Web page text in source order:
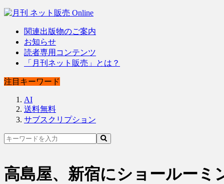
関連出版物のご案内
お知らせ
読者専用コンテンツ
「月刊ネット販売」とは？
注目キーワード
AI
送料無料
サブスクリプション
高島屋、新宿にショールー